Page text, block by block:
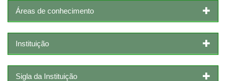
Áreas de conhecimento
Instituição
Sigla da Instituição